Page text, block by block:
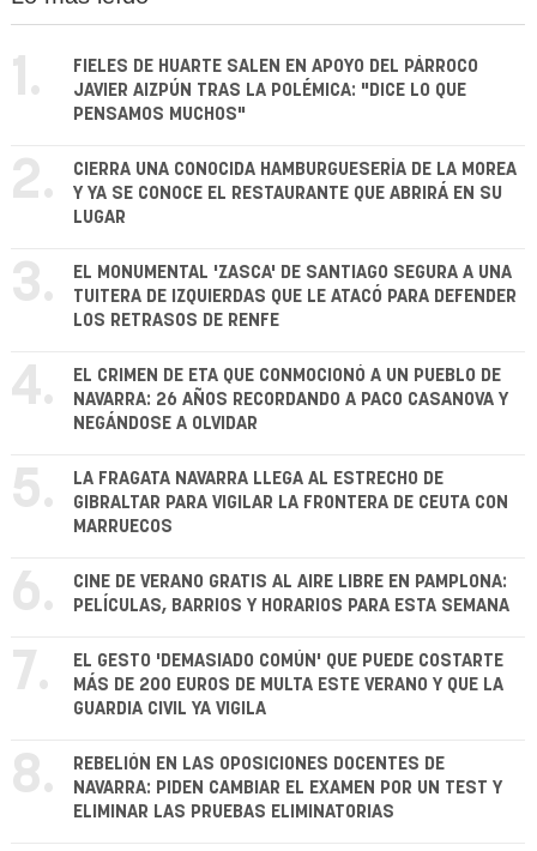
1.
FIELES DE HUARTE SALEN EN APOYO DEL PÁRROCO
JAVIER AIZPÚN TRAS LA POLÉMICA: "DICE LO QUE
PENSAMOS MUCHOS"
2.
CIERRA UNA CONOCIDA HAMBURGUESERÍA DE LA MOREA
Y YA SE CONOCE EL RESTAURANTE QUE ABRIRÁ EN SU
LUGAR
3.
EL MONUMENTAL 'ZASCA' DE SANTIAGO SEGURA A UNA
TUITERA DE IZQUIERDAS QUE LE ATACÓ PARA DEFENDER
LOS RETRASOS DE RENFE
4.
EL CRIMEN DE ETA QUE CONMOCIONÓ A UN PUEBLO DE
NAVARRA: 26 AÑOS RECORDANDO A PACO CASANOVA Y
NEGÁNDOSE A OLVIDAR
5.
LA FRAGATA NAVARRA LLEGA AL ESTRECHO DE
GIBRALTAR PARA VIGILAR LA FRONTERA DE CEUTA CON
MARRUECOS
6.
CINE DE VERANO GRATIS AL AIRE LIBRE EN PAMPLONA:
PELÍCULAS, BARRIOS Y HORARIOS PARA ESTA SEMANA
7.
EL GESTO 'DEMASIADO COMÚN' QUE PUEDE COSTARTE
MÁS DE 200 EUROS DE MULTA ESTE VERANO Y QUE LA
GUARDIA CIVIL YA VIGILA
8.
REBELIÓN EN LAS OPOSICIONES DOCENTES DE
NAVARRA: PIDEN CAMBIAR EL EXAMEN POR UN TEST Y
ELIMINAR LAS PRUEBAS ELIMINATORIAS